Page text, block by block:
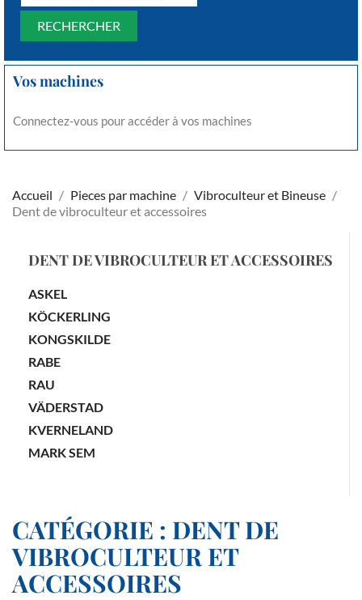
Vos machines
Connectez-vous pour accéder à vos machines
Accueil Pieces par machine
Vibroculteur et Bineuse
Dent de vibroculteur et accessoires
DENT DE VIBROCULTEUR ET ACCESSOIRES
ASKEL
KÖCKERLING
KONGSKILDE
RABE
RAU
VÄDERSTAD
KVERNELAND
MARK SEM
CATÉGORIE : DENT DE
VIBROCULTEUR ET
ACCESSOIRES